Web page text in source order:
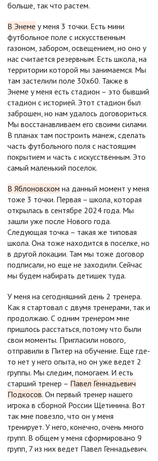
больше, так что растем.
В Энеме у меня 3 точки. Есть мини
футбольное поле с искусственным
газоном, забором, освещением, но оно у
нас считается резервным. Есть школа, на
территории которой мы занимаемся. Мы
там застелили поле 30х60. Также в
Энеме у меня есть стадион – это бывший
стадион с историей. Этот стадион был
заброшен, но нам удалось договориться.
Мы восстанавливаем его своими силами.
В планах там построить манеж, сделать
часть футбольного поля с настоящим
покрытием и часть с искусственным. Это
самый маленький поселок.
В Яблоновском на данный момент у меня
тоже 3 точки. Первая – школа, которая
открылась в сентябре 2024 года. Мы
зашли уже после Нового года.
Следующая точка – такая же типовая
школа. Она тоже находится в поселке, но
в другой локации. Там мы тоже договор
подписали, но еще не заходили. Сейчас
мы будем набирать детишек туда.
У меня на сегодняшний день 2 тренера.
Как я стартовал с двумя тренерами, так и
продолжаю. С одним тренером мне
пришлось расстаться, потому что были
свои моменты. Пригласили нового,
отправили в Питер на обучение. Еще где-
то нет у него опыта, но он уже ведет 2
группы. Мы следим, помогаем. И есть
старший тренер – Павел Геннадьевич
Подкосов. Он первый тренер нашего
игрока в сборной России Щетинина. Вот
так мне повезло, что он у меня
тренирует. У него, конечно, очень много
групп. В общем у меня сформировано 9
групп, 7 из них ведет Павел Геннадьевич.